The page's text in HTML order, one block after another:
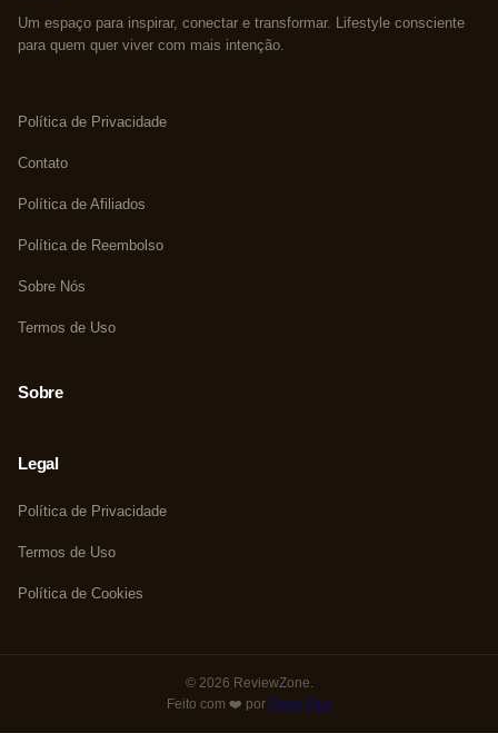
Um espaço para inspirar, conectar e transformar. Lifestyle consciente
para quem quer viver com mais intenção.
Política de Privacidade
Contato
Política de Afiliados
Política de Reembolso
Sobre Nós
Termos de Uso
Sobre
Legal
Política de Privacidade
Termos de Uso
Política de Cookies
© 2026 ReviewZone.
Feito com ❤️ por Rede Fast